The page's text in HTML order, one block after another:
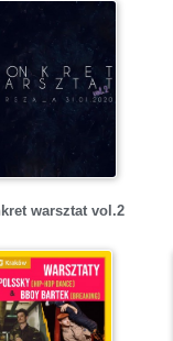
warsztat vol.2